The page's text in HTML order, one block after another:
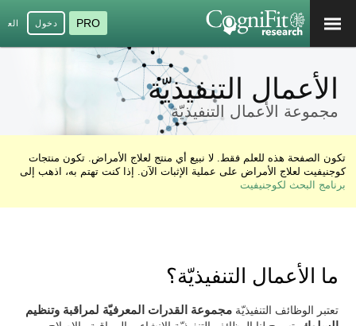
PRO دخول
الأعمال التنفيذيّة
مجموعة الأعمال التنفيذيّة
تكون الصفحة هذه للعلم فقط. لا نبيع أي منتج لعلاج الأمراض. تكون منتجات
كوجنيفيت لعلاج الأمراض على عملية الإثبات الآن. إذا كنت تهتم به، اذهب إلى
برنامج البحث لكوجنيفيت
ما الأعمال التنفيذيّة؟
تعتبر الوظائف التنفيذيّةمجموعة القدرات المعرفيّة لمراقبة وتنظيم